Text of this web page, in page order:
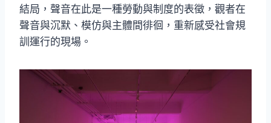
結局，聲音在此是一種勞動與制度的表徵，觀者在
聲音與沉默、模仿與主體間徘徊，重新感受社會規
訓運行的現場。